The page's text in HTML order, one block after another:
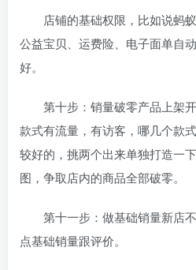
店铺的基础权限，比如说蚂蚁
公益宝贝、运费险、电子面单自
好。
第十步：销量破零产品上架开
款式有流量，有访客，哪几个款
较好的，挑两个出来单独打造一
图，争取店内的商品全部破零。
第十一步：做基础销量新店不
点基础销量跟评价。